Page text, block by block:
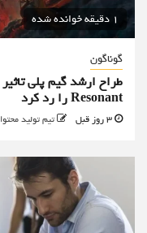
1 دقیقه خوانده شده
گوناگون
Resonant را رد کرد
تیم تولید محتوا